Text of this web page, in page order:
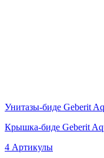
Унитазы-биде Geberit
Крышка-биде Geberit
4 Артикулы